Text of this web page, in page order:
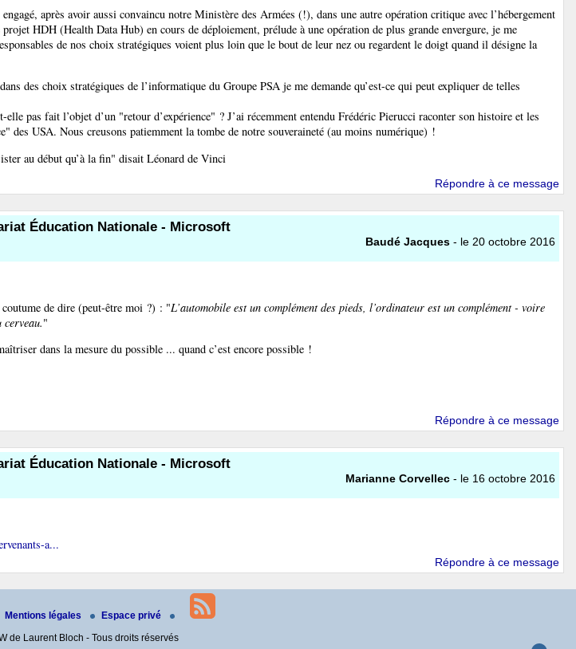
après avoir aussi convaincu notre Ministère des Armées (!), dans une autre opération critique avec l’hébergement
projet HDH (Health Data Hub) en cours de déploiement, prélude à une opération de plus grande envergure, je me
de nos choix stratégiques voient plus loin que le bout de leur nez ou regardent le doigt quand il désigne la
des choix stratégiques de l’informatique du Groupe PSA je me demande qu’est-ce qui peut expliquer de telles
elle pas fait l’objet d’un "retour d’expérience" ? J’ai récemment entendu Frédéric Pierucci raconter son histoire et les
des USA. Nous creusons patiemment la tombe de notre souveraineté (au moins numérique) !
au début qu’à la fin" disait Léonard de Vinci
Répondre à ce message
Éducation Nationale - Microsoft
Baudé Jacques - le 20 octobre 2016
de dire (peut-être moi ?) : "L’automobile est un complément des pieds, l’ordinateur est un complément - voire
"
dans la mesure du possible ... quand c’est encore possible !
Répondre à ce message
Éducation Nationale - Microsoft
Marianne Corvellec - le 16 octobre 2016
a...
Répondre à ce message
Mentions légales
Espace privé
de Laurent Bloch - Tous droits réservés